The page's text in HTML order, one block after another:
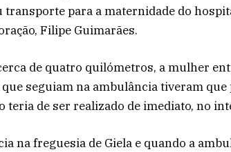
transporte para a maternidade do
Filipe Guimarães.
de quatro quilómetros, a mulher
seguiam na ambulância tiveram
teria de ser realizado de imediato, no
na freguesia de Giela e quando a